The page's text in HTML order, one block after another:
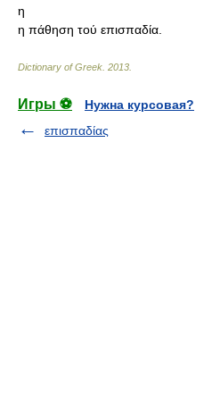
η
η πάθηση τού επισπαδία.
Dictionary of Greek 2013
Игры ⚽
Нужна курсовая?
επισπαδίας